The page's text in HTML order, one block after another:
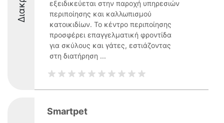
εξειδικεύεται στην παροχή υπηρεσιών
περιποίησης και καλλωπισμού
κατοικιδίων. Το κέντρο περιποίησης
προσφέρει επαγγελματική φροντίδα
για σκύλους και γάτες, εστιάζοντας
στη διατήρηση ...
Smartpet